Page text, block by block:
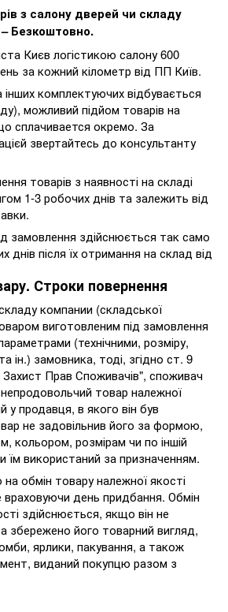
з салону дверей чи складу
Безкоштовно.
Києв логістикою салону 600
за кожний кілометр від ПП Київ.
комплектуючих відбувається
можливий підйом товарів на
сплачивается окремо. За
звертайтесь до консультанту
товарів з наявності на складі
1-3 робочих днів та залежить від
замовлення здійснюється так само
днів після їх отримання на склад від
Строки повернення
компании (складської
виготовленим під замовлення
(технічними, розміру,
ін.) замовника, тоді, згідно ст. 9
Прав Споживачів", споживач
товар належної
у продавця, в якого він був
не задовільнив його за формою,
кольором, розмірам чи по іншій
їм використаний за призначенням.
обмін товару належної якості
враховуючи день придбання. Обмін
здійснюється, якщо він не
збережено його товарний вигляд,
ярлики, пакування, а також
виданий покупцю разом з